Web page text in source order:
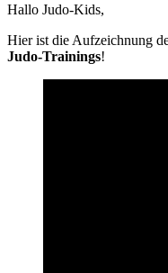
Hallo Judo-Kids,
Hier ist die Aufzeichnung
Judo-Trainings!